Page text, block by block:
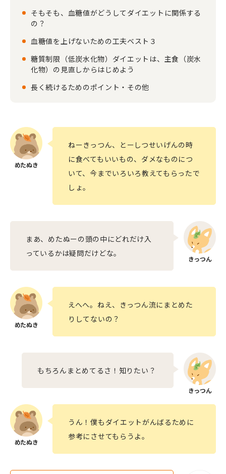
そもそも、血糖値がどうしてダイエットに関係する
の？
血糖値を上げないための工夫ベスト３
糖質制限（低炭水化物）ダイエットは、主食（炭水
化物）の見直しからはじめよう
長く続けるためのポイント・その他
ねーきっつん、とーしつせいげんの時
に食べてもいいもの、ダメなものにつ
いて、今までいろいろ教えてもらったで
しょ。
まあ、めたぬーの頭の中にどれだけ入
っているかは疑問だけどな。
えへへ。ねえ、きっつん流にまとめた
りしてないの？
もちろんまとめてるさ！知りたい？
うん！僕もダイエットがんばるために
参考にさせてもらうよ。